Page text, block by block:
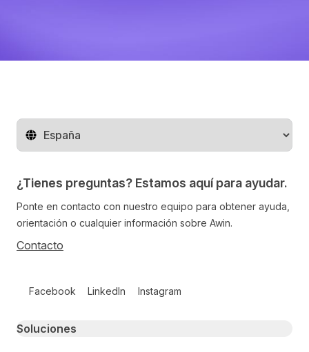
Cambiar de región
¿Tienes preguntas? Estamos aquí para ayudar.
Ponte en contacto con nuestro equipo para obtener ayuda,
orientación o cualquier información sobre Awin.
Contacto
Facebook LinkedIn Instagram
Primary footer navigation
Soluciones